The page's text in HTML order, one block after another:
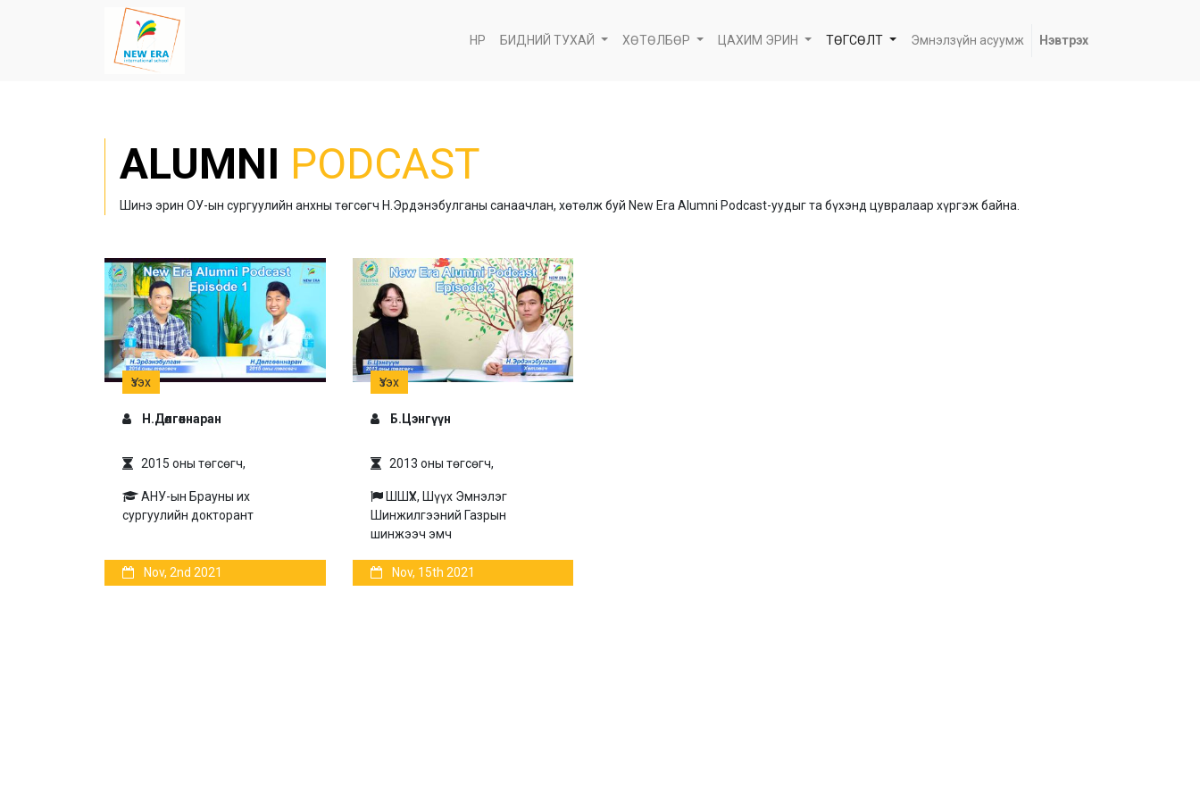
НҮҮР БИДНИЙ ТУХАЙ ХӨТӨЛБӨР ЦАХИМ ЭРИН ТӨГСӨЛТ Эмнэлзүйн асуумж Нэвтрэх
ALUMNI PODCAST
Шинэ эрин ОУ-ын сургуулийн анхны төгсөгч Н.Эрдэнэбулганы санаачлан, хөтөлж буй New Era Alumni Podcast-уудыг та бүхэнд цувралаар хүргэж байна.
Үзэх
Н.Дөлгөөннаран
2015 оны төгсөгч,
АНУ-ын Брауны их
сургуулийн докторант
Nov, 2nd 2021
Үзэх
Б.Цэнгүүн
2013 оны төгсөгч,
ШШҮХ, Шүүх Эмнэлэг
Шинжилгээний Газрын
шинжээч эмч
Nov, 15th 2021